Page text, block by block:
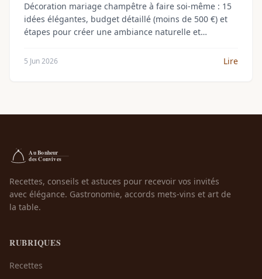
Décoration mariage champêtre à faire soi-même : 15
idées élégantes, budget détaillé (moins de 500 €) et
étapes pour créer une ambiance naturelle et
5 Jun 2026 Lire
Recettes, conseils et astuces pour recevoir vos invités
avec élégance. Gastronomie, accords mets-vins et art de
la table.
RUBRIQUES
Recettes